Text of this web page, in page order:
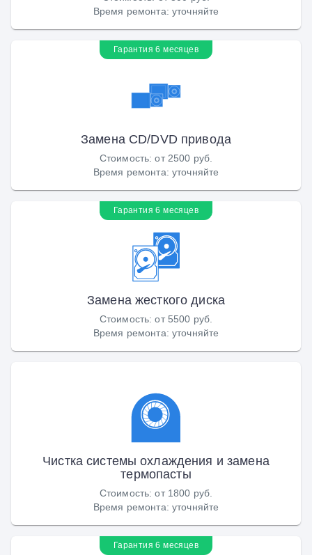
Время ремонта: уточняйте
Гарантия 6 месяцев
Замена CD/DVD привода
Стоимость:от 2500 руб.
Время ремонта: уточняйте
Гарантия 6 месяцев
Замена жесткого диска
Стоимость:от 5500 руб.
Время ремонта: уточняйте
Чистка системы охлаждения и замена
термопасты
Стоимость:от 1800 руб.
Время ремонта: уточняйте
Гарантия 6 месяцев